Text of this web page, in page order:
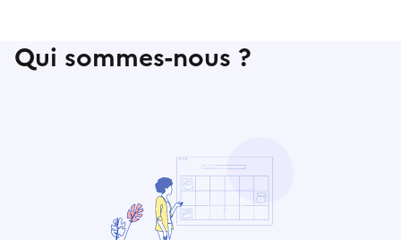
Qui sommes-nous ?